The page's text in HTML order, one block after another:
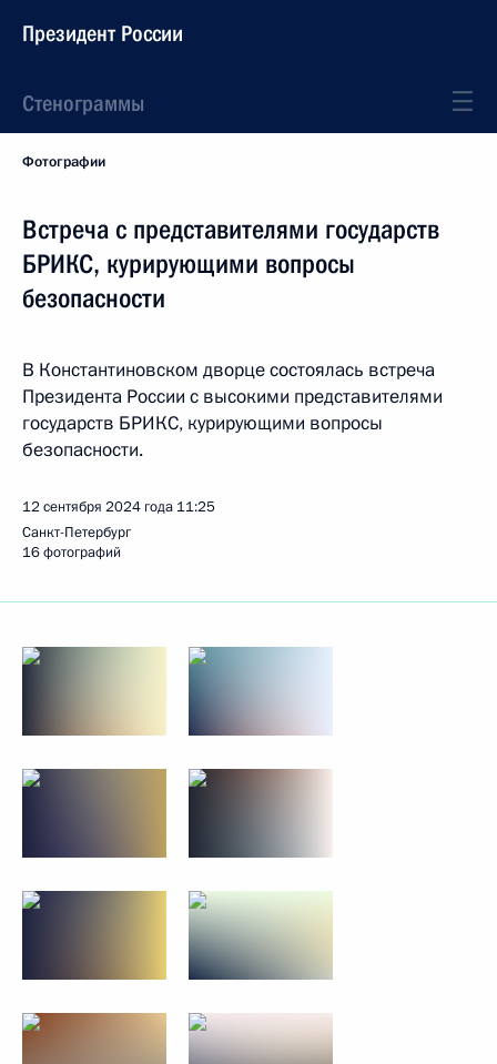
Президент России
Стенограммы
Фотографии
Встреча с представителями государств
БРИКС, курирующими вопросы
безопасности
В Константиновском дворце состоялась встреча
Президента России с высокими представителями
государств БРИКС, курирующими вопросы
безопасности.
12 сентября 2024 года 11:25
Санкт-Петербург
16 фотографий